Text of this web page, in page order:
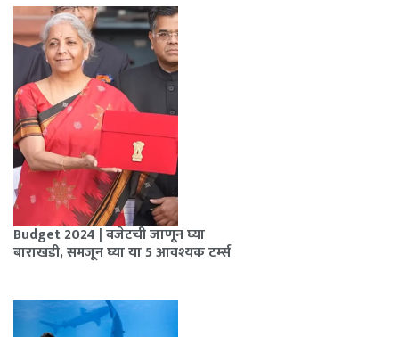
Budget 2024 | बजेटची जाणून घ्या
बाराखडी, समजून घ्या या 5 आवश्यक टर्म्स